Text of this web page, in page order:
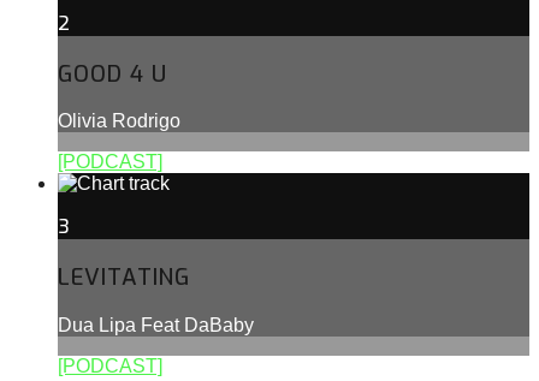
2
GOOD 4 U
Olivia Rodrigo
[PODCAST]
3
LEVITATING
Dua Lipa Feat DaBaby
[PODCAST]